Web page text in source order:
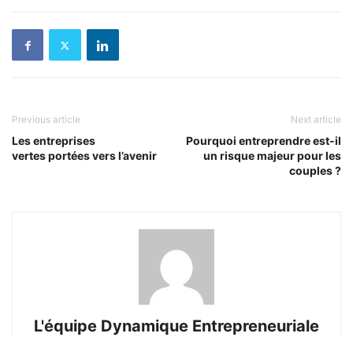
Previous article
Les entreprises
vertes portées vers l’avenir
Next article
Pourquoi entreprendre est-il
un risque majeur pour les
couples ?
L'équipe Dynamique Entrepreneuriale